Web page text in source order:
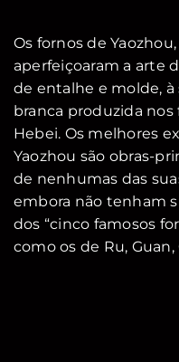
Os fornos de
aperfeiçoaram a arte
de entalhe e molde,
branca produzida
Hebei. Os melhores
Yaozhou são obras-
de nenhumas das
embora não tenham
dos “cinco famosos
como os de Ru, Guan,